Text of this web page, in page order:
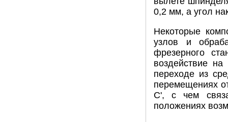
0,2 мм, а угол
Некоторые
узлов и
фрезерного
воздействие
переходе из
перемещениях
С', с чем
положениях